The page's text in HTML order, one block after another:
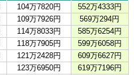
104万7820円
552万4333円
109万7926円
569万294円
114万8033円
585万6254円
118万7905円
599万6058円
121万2428円
609万6627円
123万6950円
619万7196円